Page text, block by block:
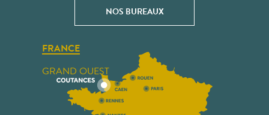
NOS BUREAUX
FRANCE
GRAND OUEST